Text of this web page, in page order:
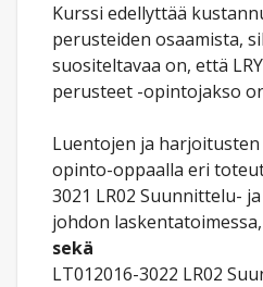
Kurssi edellyttää
perusteiden osaamista,
suositeltavaa on, että
perusteet -opintojakso
Luentojen ja
opinto-oppaalla eri
3021 LR02 Suunnittelu-
johdon
sekä
LT012016-3022 LR02